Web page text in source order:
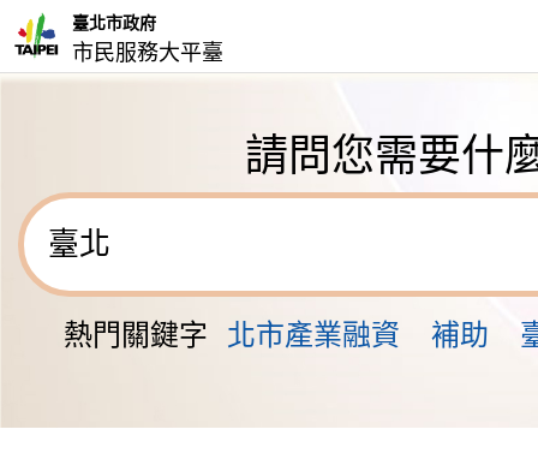
臺北市政府
市民服務大平臺
請問您需要什
熱門關鍵字 北市產業融資 補助